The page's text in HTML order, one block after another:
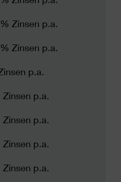
Zinsen p.a.
Zinsen p.a.
p.a.
p.a.
p.a.
p.a.
p.a.